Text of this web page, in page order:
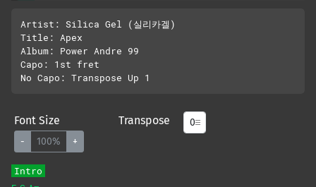
Artist: Silica Gel (실리카겔)
Title: Apex
Album: Power Andre 99
Capo: 1st fret
Font Size
- 100% +
Transpose
Intro